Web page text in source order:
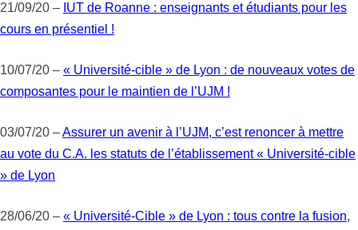
21/09/20 – IUT de Roanne : enseignants et étudiants pour les
cours en présentiel !
10/07/20 – « Université-cible » de Lyon : de nouveaux votes de
composantes pour le maintien de l’UJM !
03/07/20 –Assurer un avenir à l’UJM, c’est renoncer à mettre
au vote du C.A. les statuts de l’établissement « Université-cible
» de Lyon
28/06/20 – « Université-Cible » de Lyon : tous contre la fusion,